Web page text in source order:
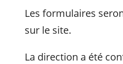
Les formulaires
sur le site.
La direction a été